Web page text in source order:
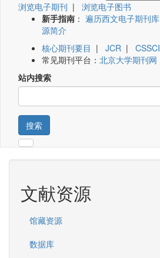
浏览电子期刊 | 浏览电子图书
新手指南 ： 遍历西文电子期刊库
源简介
核心期刊要目 | JCR | CSSCI
常见期刊平台： 北京大学期刊网
站内搜索
搜索
文献资源
馆藏资源
数据库